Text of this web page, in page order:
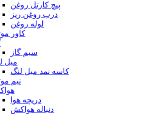
پیچ کارتل روغن
درب روغن ریز
لوله روغن
کاور
سیم گاز
میل
کاسه نمد میل لنگ
نیم
دریچه هوا
دنباله هواکش